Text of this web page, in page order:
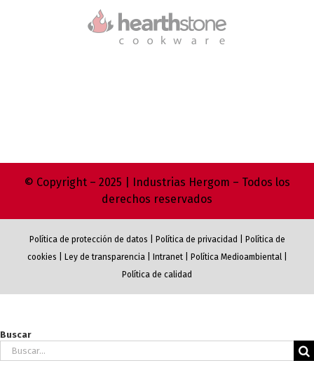
© Copyright – 2025 | Industrias Hergom – Todos los
derechos reservados
Política de protección de datos Política de privacidad
Política de
cookies
Ley de transparencia| Intranet| Política Medioambiental|
Política de calidad
Buscar
Buscar: